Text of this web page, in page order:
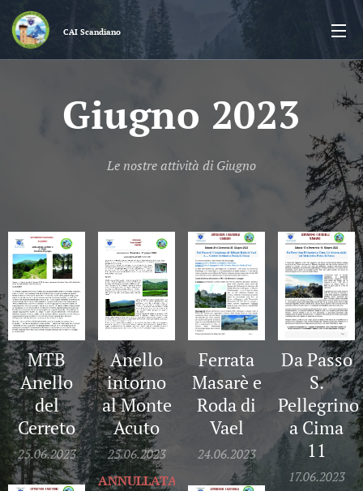
CAI Scandiano
Giugno 2023
Le nostre attività di Giugno
MTB
Anello
del
Cerreto
25.06.2023
Anello
intorno
al Monte
Acuto
25.06.2023
ANNULLATA!!
Ferrata
Masarè e
Roda di
Vael
24.06.2023
Da Passo
S.
Pellegrino
a Cima
11
17.06.2023